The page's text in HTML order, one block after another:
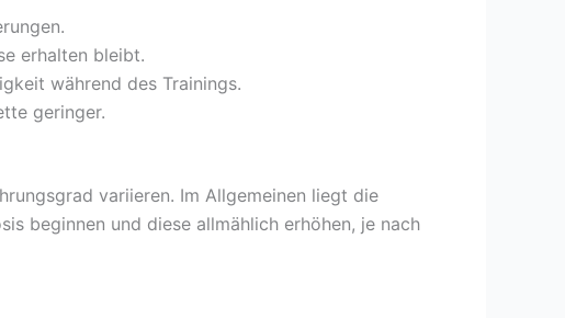
erhalten bleibt.
während des Trainings.
geringer.
variieren. Im Allgemeinen liegt die
beginnen und diese allmählich erhöhen, je nach